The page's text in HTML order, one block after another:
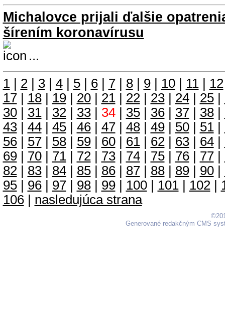
Michalovce prijali ďalšie
šírením koronavírusu
...
1| 2| 3| 4| 5| 6| 7| 8| 9| 10| 11| 12
17| 18| 19| 20| 21| 22| 23| 24| 25|
30| 31| 32| 33| 34| 35| 36| 37| 38|
43| 44| 45| 46| 47| 48| 49| 50| 51|
56| 57| 58| 59| 60| 61| 62| 63| 64|
69| 70| 71| 72| 73| 74| 75| 76| 77|
82| 83| 84| 85| 86| 87| 88| 89| 90|
95| 96| 97| 98| 99| 100| 101| 102|
106| nasledujúca strana
Generované redakčným CMS